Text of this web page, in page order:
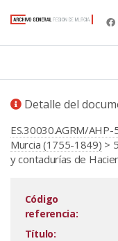
Detalle del
ES.30030.AGRM/
Murcia (1755-1849) >
y contadurías de
Código
referencia:
Título: